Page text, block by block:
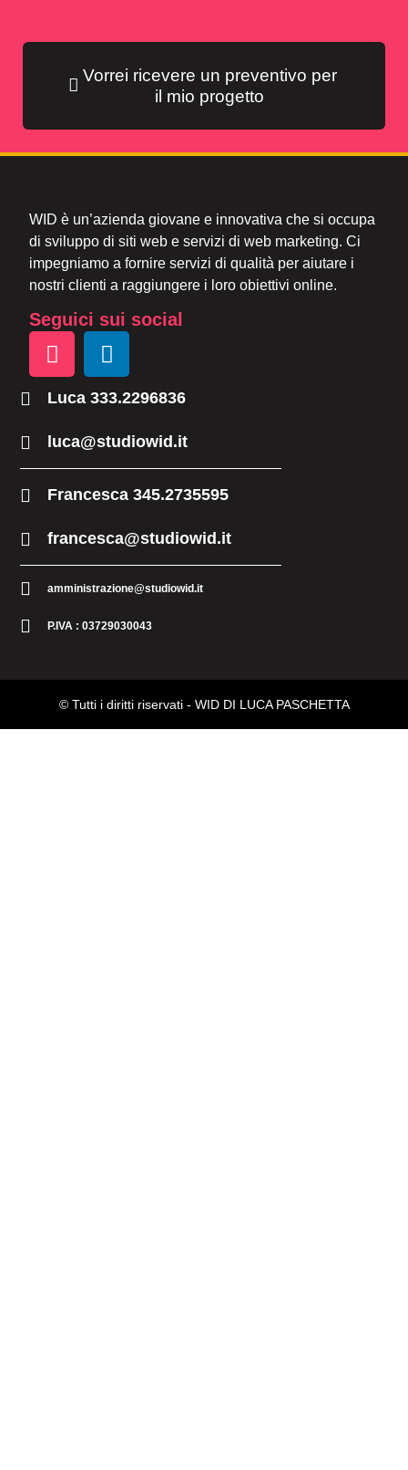
Vorrei ricevere un preventivo per
il mio progetto
WID è un’azienda giovane e innovativa che si occupa
di sviluppo di siti web e servizi di web marketing. Ci
impegniamo a fornire servizi di qualità per aiutare i
nostri clienti a raggiungere i loro obiettivi online.
Seguici sui social
Luca 333.2296836
luca@studiowid.it
Francesca 345.2735595
francesca@studiowid.it
amministrazione@studiowid.it
P.IVA : 03729030043
© Tutti i diritti riservati - WID DI LUCA PASCHETTA